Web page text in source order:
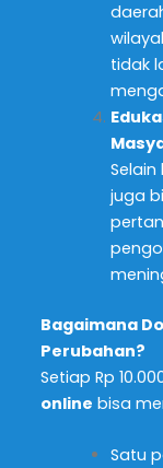
tidak
juga
Bagaimana
Perubahan?
Setiap Rp
online bisa
Satu